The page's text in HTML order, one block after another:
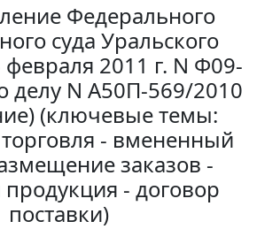
Федерального
суда Уральского
февраля 2011 г. N Ф09-
делу N А50П-569/2010
(ключевые темы:
- вмененный
заказов -
- договор
поставки)